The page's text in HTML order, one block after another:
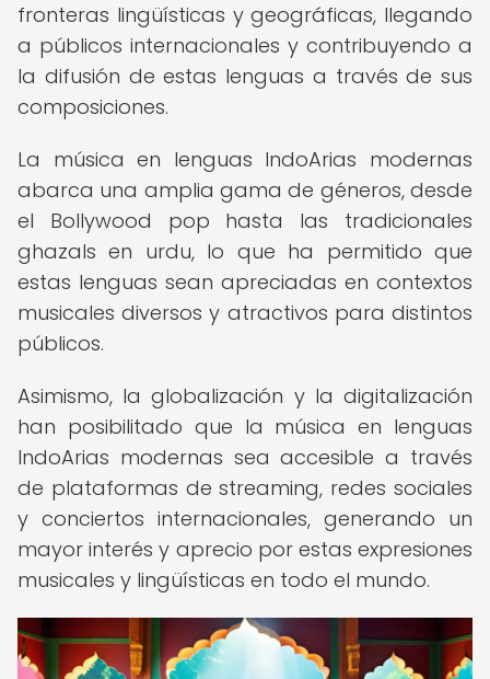
fronteras lingüísticas y geográficas, llegando
a públicos internacionales y contribuyendo a
la difusión de estas lenguas a través de sus
composiciones.
La música en lenguas IndoArias modernas
abarca una amplia gama de géneros, desde
el Bollywood pop hasta las tradicionales
ghazals en urdu, lo que ha permitido que
estas lenguas sean apreciadas en contextos
musicales diversos y atractivos para distintos
públicos.
Asimismo, la globalización y la digitalización
han posibilitado que la música en lenguas
IndoArias modernas sea accesible a través
de plataformas de streaming, redes sociales
y conciertos internacionales, generando un
mayor interés y aprecio por estas expresiones
musicales y lingüísticas en todo el mundo.